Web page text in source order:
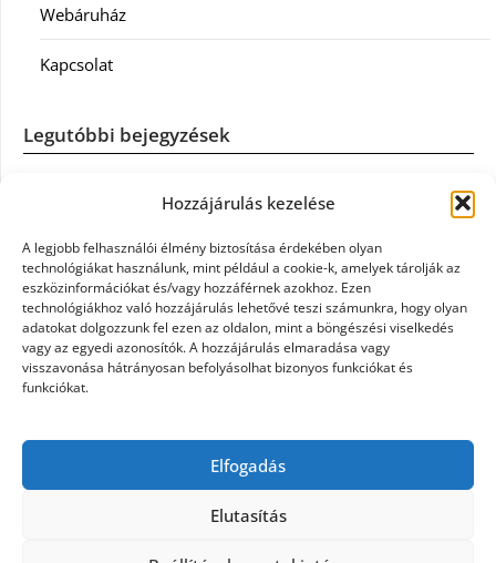
Hozzájárulás kezelése
A legjobb felhasználói élmény biztosítása érdekében olyan
technológiákat használunk, mint például a cookie-k, amelyek tárolják az
eszközinformációkat és/vagy hozzáférnek azokhoz. Ezen
technológiákhoz való hozzájárulás lehetővé teszi számunkra, hogy olyan
adatokat dolgozzunk fel ezen az oldalon, mint a böngészési viselkedés
vagy az egyedi azonosítók. A hozzájárulás elmaradása vagy
visszavonása hátrányosan befolyásolhat bizonyos funkciókat és
funkciókat.
Elfogadás
Elutasítás
Webáruház
Kapcsolat
Legutóbbi bejegyzések
Casco szélvédőcsere: mikor éri meg a biztosítást igénybe
Könyvelés: mikor érdemes könyvelőt váltani?
Szövetkezeti jog: miért elengedhetetlen a szakszerű jogi
háttér a biztonságos működéshez
Munkajogi ügyvéd: miért nem érdemes várni a jogi
Tüll anyag: elegancia és sokoldalúság a Szakatex
kínálatában